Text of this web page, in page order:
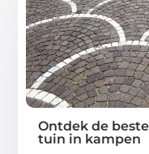
Ontdek de
tuin in kampen